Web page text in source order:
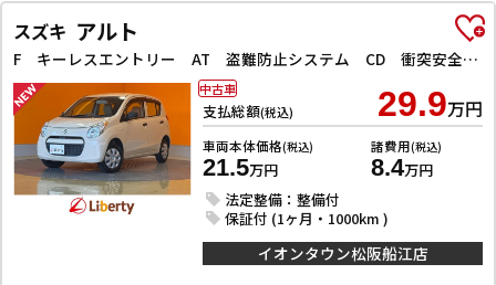
スズキ アルト
F キーレスエントリー AT 盗難防止システム CD 衝突安全ボディ エアコン パワーステアリング パワーウィンドウ
支払総額(税込) 29.9万円
車両本体価格(税込)
21.5万円
諸費用(税込)
8.4万円
法定整備：整備付
保証付 (1ヶ月・1000km )
中古車
イオンタウン松阪船江店